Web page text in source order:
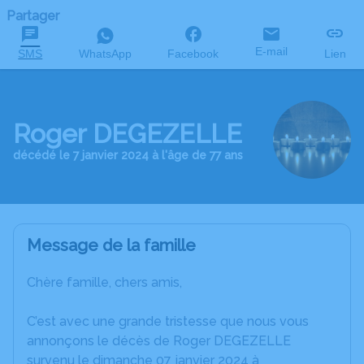
Partager
SMS WhatsApp Facebook E-mail Lien
Roger DEGEZELLE
décédé le 7 janvier 2024 à l'âge de 77 ans
Message de la famille
Chère famille, chers amis,
C’est avec une grande tristesse que nous vous
annonçons le décès de Roger DEGEZELLE
survenu le dimanche 07 janvier 2024 à